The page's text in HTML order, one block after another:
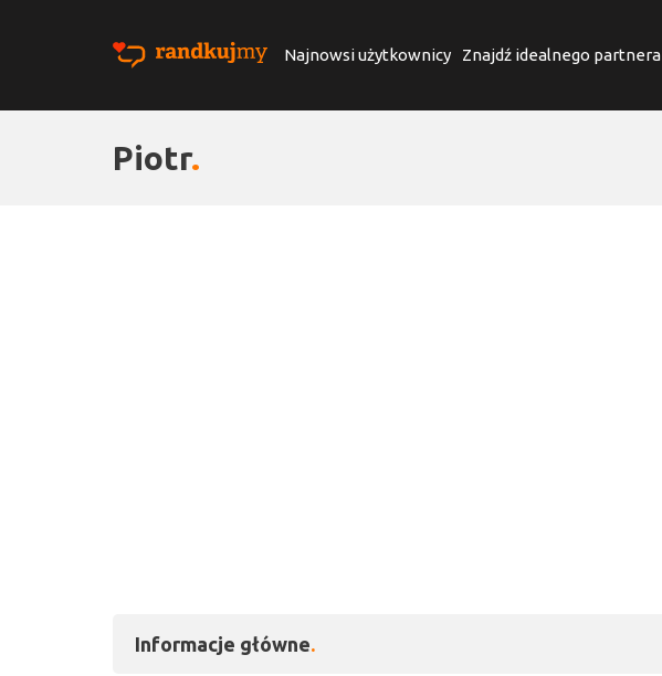
Najnowsi użytkownicy Znajdź idealnego partnera
Piotr
Informacje główne